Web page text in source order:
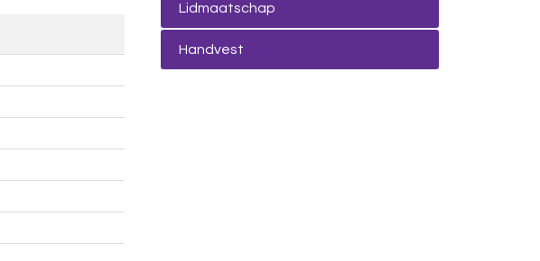
Lidmaatschap
Handvest